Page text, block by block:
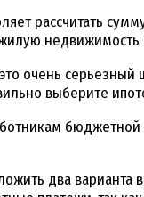
рассчитать
очень серьезный
выберите
два варианта